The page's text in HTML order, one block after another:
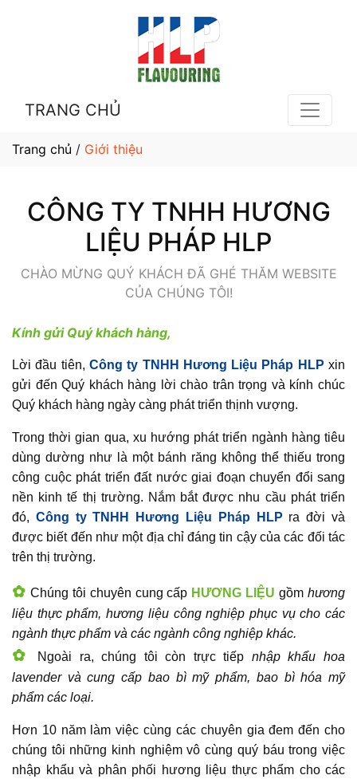
TRANG CHỦ
Trang chủ / Giới thiệu
CÔNG TY TNHH HƯƠNG
LIỆU PHÁP HLP
CHÀO MỪNG QUÝ KHÁCH ĐÃ GHÉ THĂM WEBSITE
CỦA CHÚNG TÔI!
Kính gửi Quý khách hàng,
Lời đầu tiên, Công ty TNHH Hương Liệu Pháp HLPxin
gửi đến Quý khách hàng lời chào trân trọng và kính chúc
Quý khách hàng ngày càng phát triển thịnh vượng.
Trong thời gian qua, xu hướng phát triển ngành hàng tiêu
dùng dường như là một bánh răng không thể thiếu trong
công cuộc phát triển đất nước giai đoạn chuyển đổi sang
nền kinh tế thị trường. Nắm bắt được nhu cầu phát triển
đó, Công ty TNHH Hương Liệu Pháp HLP ra đời và
được biết đến như một địa chỉ đáng tin cậy của các đối tác
trên thị trường.
✿ Chúng tôi chuyên cung cấp HƯƠNG LIỆU gồm hương
liệu thực phẩm, hương liệu công nghiệp phục vụ cho các
ngành thực phẩm và các ngành công nghiệp khác.
✿ Ngoài ra, chúng tôi còn trực tiếp nhập khẩu hoa
lavender và cung cấp bao bì mỹ phẩm, bao bì hóa mỹ
phẩm các loại.
Hơn 10 năm làm việc cùng các chuyên gia đem đến cho
chúng tôi những kinh nghiệm vô cùng quý báu trong việc
nhập khẩu và phân phối hương liệu thực phẩm cho các